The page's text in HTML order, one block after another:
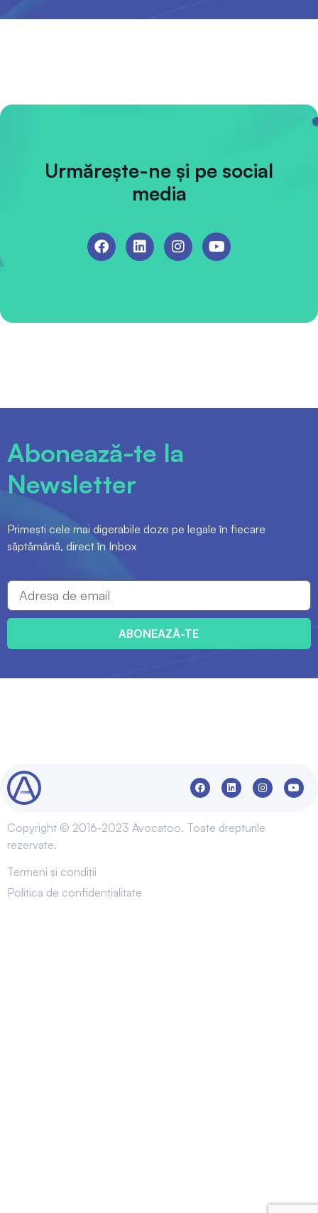
Urmărește-ne și pe social
media
Abonează-te la
Newsletter
Primești cele mai digerabile doze pe legale în fiecare
săptămână, direct în Inbox
ABONEAZĂ-TE
Copyright © 2016-2023 Avocatoo. Toate drepturile
rezervate.
Termeni și condiții
Politica de confidențialitate